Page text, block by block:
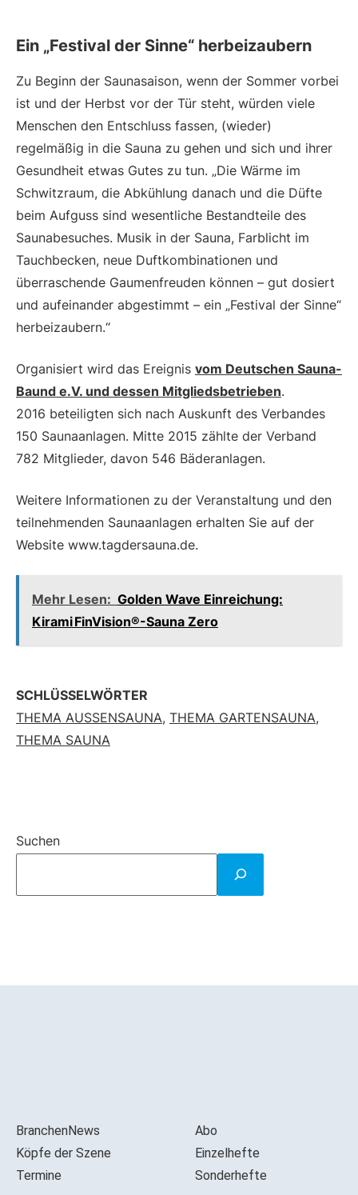
Ein „Festival der Sinne“ herbeizaubern
Zu Beginn der Saunasaison, wenn der Sommer vorbei
ist und der Herbst vor der Tür steht, würden viele
Menschen den Entschluss fassen, (wieder)
regelmäßig in die Sauna zu gehen und sich und ihrer
Gesundheit etwas Gutes zu tun. „Die Wärme im
Schwitzraum, die Abkühlung danach und die Düfte
beim Aufguss sind wesentliche Bestandteile des
Saunabesuches. Musik in der Sauna, Farblicht im
Tauchbecken, neue Duftkombinationen und
überraschende Gaumenfreuden können – gut dosiert
und aufeinander abgestimmt – ein „Festival der Sinne“
herbeizaubern.“
Organisiert wird das Ereignis vom Deutschen Sauna-
Baund e.V. und dessen Mitgliedsbetrieben.
2016 beteiligten sich nach Auskunft des Verbandes
150 Saunaanlagen. Mitte 2015 zählte der Verband
782 Mitglieder, davon 546 Bäderanlagen.
Weitere Informationen zu der Veranstaltung und den
teilnehmenden Saunaanlagen erhalten Sie auf der
Website www.tagdersauna.de.
Mehr Lesen: Golden Wave Einreichung:
Kirami FinVision®-Sauna Zero
SCHLÜSSELWÖRTER
THEMA AUSSENSAUNA, THEMA GARTENSAUNA,
THEMA SAUNA
Suchen
BranchenNews
Köpfe der Szene
Termine
Abo
Einzelhefte
Sonderhefte